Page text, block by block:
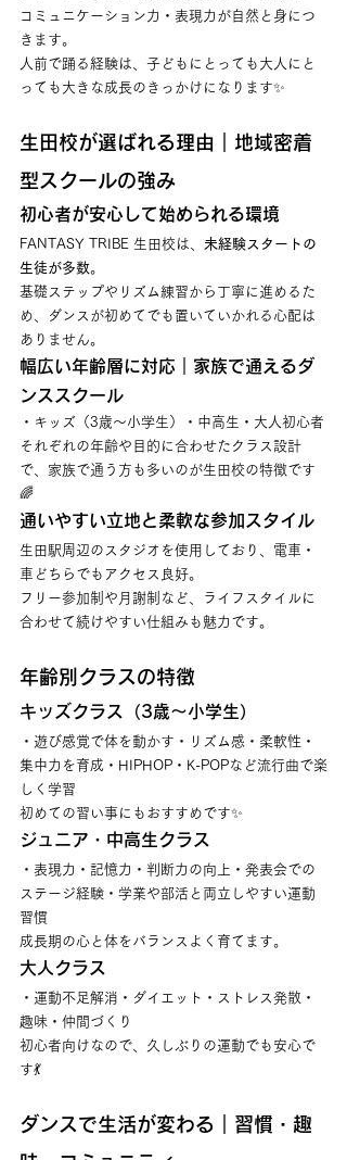
コミュニケーション力・表現力が自然と身につ
きます。
人前で踊る経験は、子どもにとっても大人にと
っても大きな成長のきっかけになります✨
生田校が選ばれる理由｜地域密着
型スクールの強み
初心者が安心して始められる環境
FANTASY TRIBE 生田校は、 未経験スタートの
生徒が多数。
基礎ステップやリズム練習から丁寧に進めるた
め、ダンスが初めてでも置いていかれる心配は
ありません。
幅広い年齢層に対応｜家族で通えるダ
ンススクール
・キッズ（3歳〜小学生）・中高生・大人初心者
それぞれの年齢や目的に合わせたクラス設計
で、家族で通う方も多いのが生田校の特徴です
🌈
通いやすい立地と柔軟な参加スタイル
生田駅周辺のスタジオを使用しており、電車・
車どちらでもアクセス良好。
フリー参加制や月謝制など、ライフスタイルに
合わせて続けやすい仕組みも魅力です。
年齢別クラスの特徴
キッズクラス（3歳〜小学生）
・遊び感覚で体を動かす・リズム感・柔軟性・
集中力を育成・HIPHOP・K-POPなど流行曲で楽
しく学習
初めての習い事にもおすすめです✨
ジュニア・中高生クラス
・表現力・記憶力・判断力の向上・発表会での
ステージ経験・学業や部活と両立しやすい運動
習慣
成長期の心と体をバランスよく育てます。
大人クラス
・運動不足解消・ダイエット・ストレス発散・
趣味・仲間づくり
初心者向けなので、久しぶりの運動でも安心で
す💃
ダンスで生活が変わる｜習慣・趣